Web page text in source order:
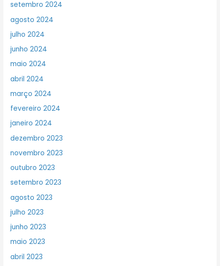
setembro 2024
agosto 2024
julho 2024
junho 2024
maio 2024
abril 2024
março 2024
fevereiro 2024
janeiro 2024
dezembro 2023
novembro 2023
outubro 2023
setembro 2023
agosto 2023
julho 2023
junho 2023
maio 2023
abril 2023